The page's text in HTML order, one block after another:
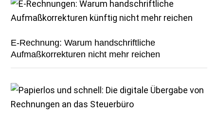
E-Rechnung: Warum handschriftliche
Aufmaßkorrekturen nicht mehr reichen